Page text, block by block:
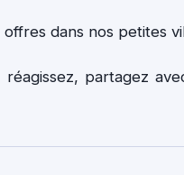
dans nos petites
partagez